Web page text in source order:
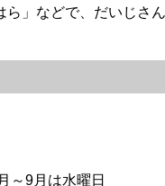
ら」などで、だいじさ
～9月は水曜日